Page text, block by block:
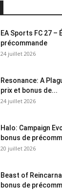
EA Sports FC 27
précommande
24 juillet 2026
Resonance: A
prix et bonus de...
24 juillet 2026
Halo: Campaign
bonus de
20 juillet 2026
Beast of
bonus de